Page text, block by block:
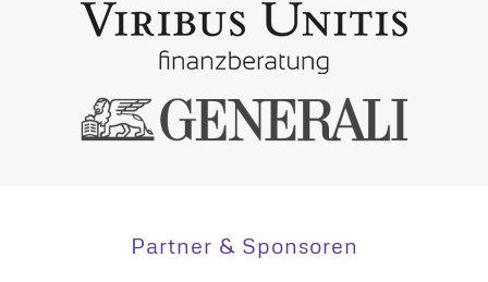
Partner & Sponsoren